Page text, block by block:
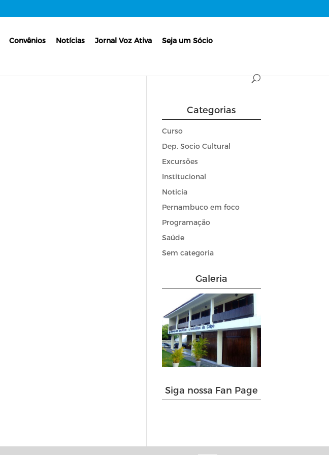
Convênios Notícias Jornal Voz Ativa Seja um Sócio
Categorias
Curso
Dep. Socio Cultural
Excursões
Institucional
Noticia
Pernambuco em foco
Programação
Saúde
Sem categoria
Galeria
Siga nossa Fan Page